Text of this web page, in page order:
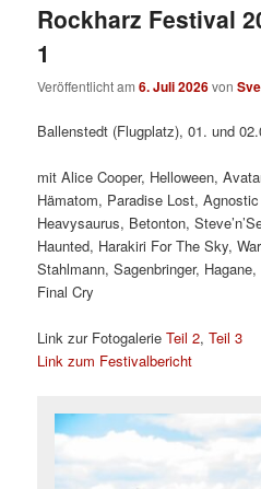
Rockharz Festival
1
Veröffentlicht am6. Juli 2026von
Ballenstedt (Flugplatz), 01. und
mit Alice Cooper, Helloween,
Hämatom, Paradise Lost,
Heavysaurus, Betonton,
Haunted, Harakiri For The Sky,
Stahlmann, Sagenbringer,
Final Cry
Link zur FotogalerieTeil 2,Teil 3
Link zum Festivalbericht